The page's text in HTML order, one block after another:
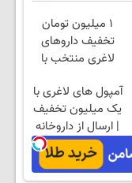
۱ میلیون تومان
تخفیف داروهای
لاغری منتخب با
نزدیکت
آمپول های لاغری با
یک میلیون تخفیف
| ارسال از داروخانه
های معتبر